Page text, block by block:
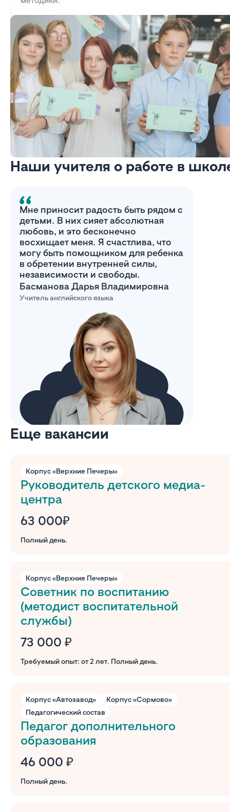
Наши учителя о работе в
Мне приносит радость быть рядом с
детьми. В них сияет абсолютная
любовь, и это бесконечно
восхищает меня. Я счастлива, что
могу быть помощником для ребенка
в обретении внутренней силы,
независимости и свободы.
Басманова Дарья Владимировна
Учитель английского языка
Еще вакансии
Корпус «Верхние Печеры»
Руководитель детского медиа-
центра
63 000₽
Полный день.
Корпус «Верхние Печеры»
Советник по воспитанию
(методист воспитательной
службы)
73 000 ₽
Требуемый опыт: от 2 лет. Полный день.
Корпус «Автозавод»
Корпус «Сормово»
Педагогический состав
Педагог дополнительного
образования
46 000 ₽
Полный день.